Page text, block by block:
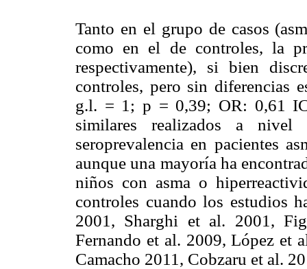
Tanto en el grupo de casos
como en el de controles, la
respectivamente), si bien
controles, pero sin diferencias
g.l. = 1; p = 0,39; OR: 0,61
similares realizados a
seroprevalencia en pacientes
aunque una mayoría ha
niños con asma o
controles cuando los estudios
2001, Sharghi et al. 2001,
Fernando et al. 2009, López et
Camacho 2011, Cobzaru et al.